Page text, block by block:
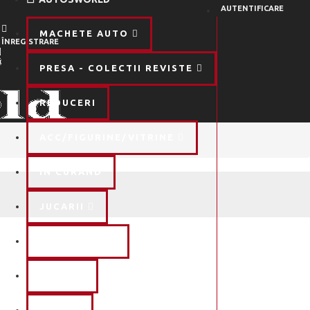
MACHETE AUTO
PRESA - COLECTII REVISTE
REDUCERI
AUTENTIFICARE
ÎNREGISTRARE